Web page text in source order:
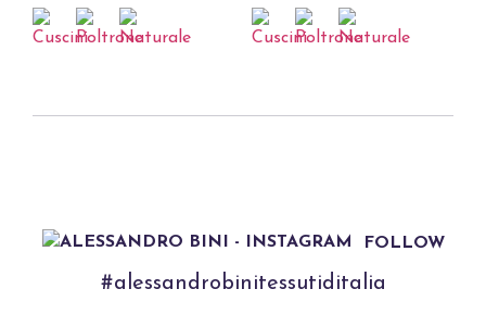
FOLLOW
#alessandrobinitessutiditalia